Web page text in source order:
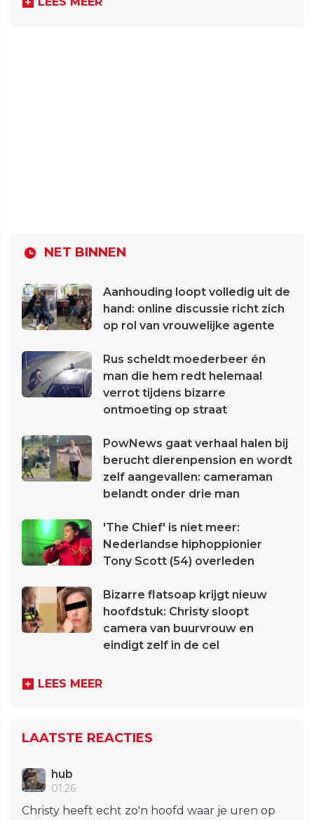
NET BINNEN
Aanhouding loopt volledig uit de
hand: online discussie richt zich
op rol van vrouwelijke agente
Rus scheldt moederbeer én
man die hem redt helemaal
verrot tijdens bizarre
ontmoeting op straat
PowNews gaat verhaal halen bij
berucht dierenpension en wordt
zelf aangevallen: cameraman
belandt onder drie man
'The Chief' is niet meer:
Nederlandse hiphoppionier
Tony Scott (54) overleden
Bizarre flatsoap krijgt nieuw
hoofdstuk: Christy sloopt
camera van buurvrouw en
eindigt zelf in de cel
LEES MEER
LAATSTE REACTIES
hub
01:26
Christy heeft echt zo'n hoofd waar je uren op